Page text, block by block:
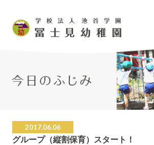
2017.06.06
グループ（縦割保育）スタート！